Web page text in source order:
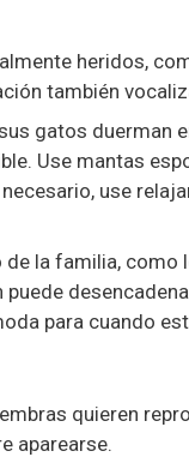
heridos,
también
gatos duerman
Use mantas
use
la familia, como
para cuando
quieren
aparearse.